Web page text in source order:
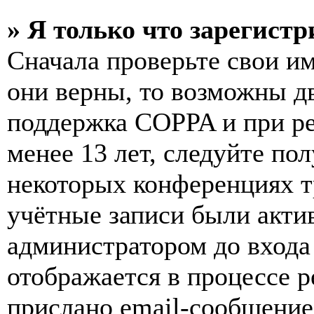
» Я только что
Сначала проверьте свои
они верны, то возможны
поддержка COPPA и при
менее 13 лет, следуйте
некоторых конференциях
учётные записи были
администратором до
отображается в процессе
прислано email-